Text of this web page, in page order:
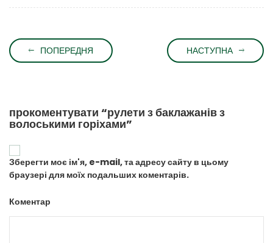
ПОПЕРЕДНЯ НАСТУПНА
прокоментувати “рулети з баклажанів з
волоськими горіхами”
Зберегти моє ім'я, e-mail, та адресу сайту в цьому
браузері для моїх подальших коментарів.
Коментар